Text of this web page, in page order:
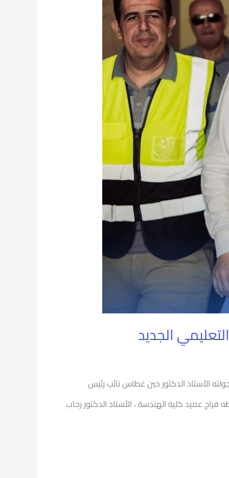
الجديد
الأستاذ الدكتور حين غطاس نائب رئيس
عميد كلية الهندسة ، الأستاذ الدكتور رحاب